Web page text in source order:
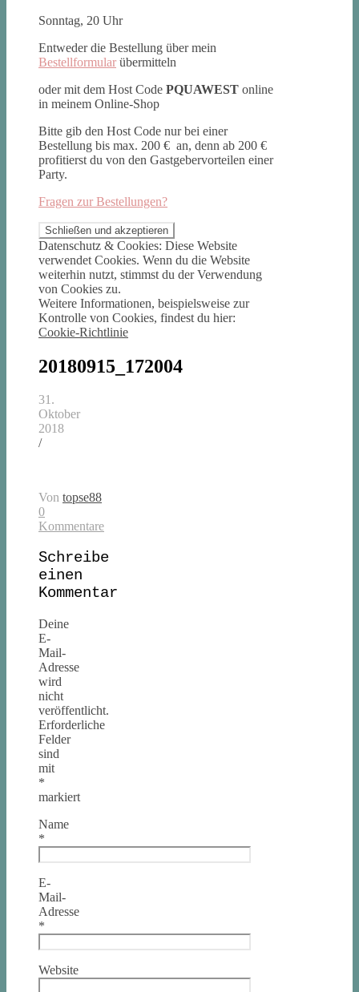
Sonntag, 20 Uhr
Entweder die Bestellung über mein
Bestellformular übermitteln
oder mit dem Host Code PQUAWEST online
in meinem Online-Shop
Bitte gib den Host Code nur bei einer
Bestellung bis max. 200 € an, denn ab 200 €
profitierst du von den Gastgebervorteilen einer
Party.
Fragen zur Bestellungen?
Datenschutz & Cookies: Diese Website
verwendet Cookies. Wenn du die Website
weiterhin nutzt, stimmst du der Verwendung
von Cookies zu.
Weitere Informationen, beispielsweise zur
Kontrolle von Cookies, findest du hier:
Cookie-Richtlinie
20180915_172004
31.
Oktober
2018
/
Von topse88
0
Kommentare
Schreibe
einen
Kommentar
Deine
E-
Mail-
Adresse
wird
nicht
veröffentlicht.
Erforderliche
Felder
sind
mit
*
markiert
Name
*
E-
Mail-
Adresse
*
Website